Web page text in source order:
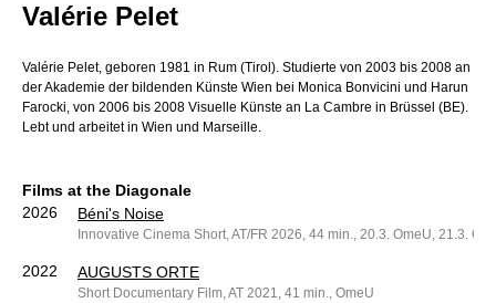
Valérie Pelet
Valérie Pelet, geboren 1981 in Rum (Tirol). Studierte von 2003 bis 2008 an
der Akademie der bildenden Künste Wien bei Monica Bonvicini und Harun
Farocki, von 2006 bis 2008 Visuelle Künste an La Cambre in Brüssel (BE).
Lebt und arbeitet in Wien und Marseille.
Films at the Diagonale
2026
Béni's Noise
Innovative Cinema Short, AT/FR 2026, 44 min., 20.3. OmeU, 21.3.
2022 AUGUSTS ORTE
Short Documentary Film, AT 2021, 41 min., OmeU